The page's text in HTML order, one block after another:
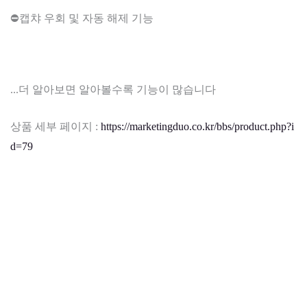
⛔캡챠 우회 및 자동 해제 기능
...더 알아보면 알아볼수록 기능이 많습니다
상품 세부 페이지 : https://marketingduo.co.kr/bbs/product.php?i
d=79